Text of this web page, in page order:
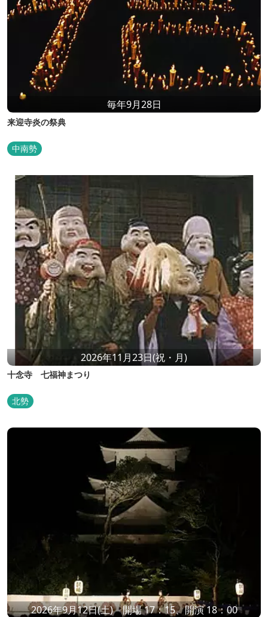
毎年9月28日
来迎寺炎の祭典
中南勢
2026年11月23日(祝・月)
十念寺 七福神まつり
北勢
2026年9月12日(土) 開場 17：15、開演 18：00